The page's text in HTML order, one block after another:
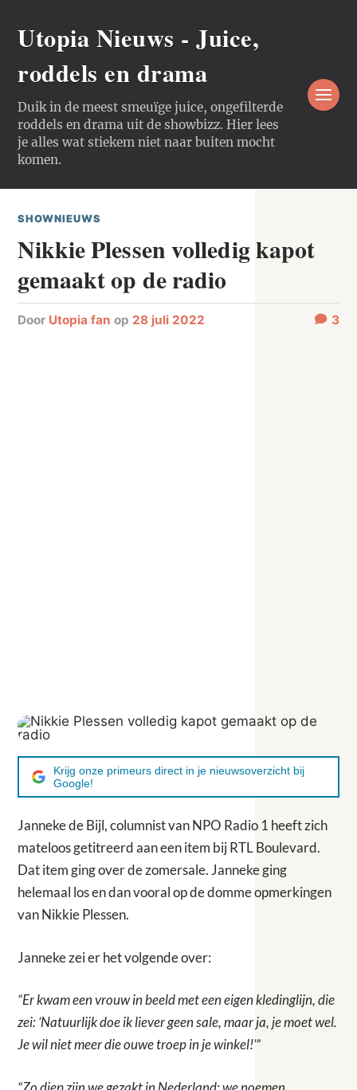
Utopia Nieuws - Juice,
roddels en drama
Duik in de meest smeuïge juice, ongefilterde
roddels en drama uit de showbizz. Hier lees
je alles wat stiekem niet naar buiten mocht
komen.
SHOWNIEUWS
Nikkie Plessen volledig kapot
gemaakt op de radio
door Utopia fan op 28 juli 2022 3
Krijg onze primeurs direct in je nieuwsoverzicht bij
Google!
Janneke de Bijl, columnist van NPO Radio 1 heeft zich
mateloos getitreerd aan een item bij RTL Boulevard.
Dat item ging over de zomersale. Janneke ging
helemaal los en dan vooral op de domme opmerkingen
van Nikkie Plessen.
Janneke zei er het volgende over:
“Er kwam een vrouw in beeld met een eigen kledinglijn, die
zei: ‘Natuurlijk doe ik liever geen sale, maar ja, je moet wel.
Je wil niet meer die ouwe troep in je winkel!’”